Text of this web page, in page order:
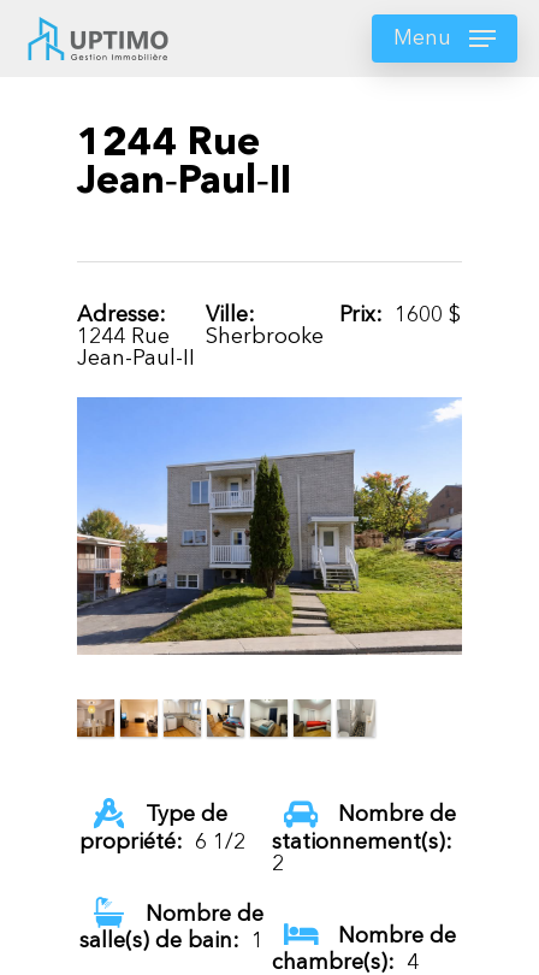
main
Menu
1244 Rue
Jean‑Paul‑II
Adresse:
1244 Rue
Jean-Paul-II
Ville:
Sherbrooke
Prix: 1600 $
Type de
propriété:
6 1/2
Nombre de
salle(s) de bain:
1
Nombre de
stationnement(s):
2
Nombre de
chambre(s):
4